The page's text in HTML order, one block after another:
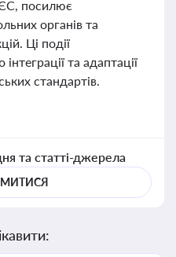
посилює
органів та
Ці події
та адаптації
стандартів.
та статті-джерела